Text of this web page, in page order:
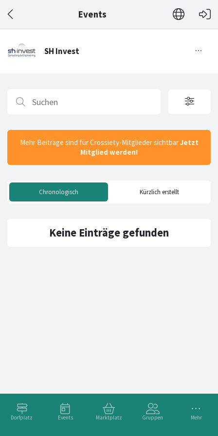
Events
Dorfplatz Events Marktplatz Gruppen Mehr
Mehr Beiträge sind für Crossiety-Mitglieder sichtbarJetzt
Mitglied werden!
Chronologisch Kürzlich erstellt
Keine Einträge gefunden